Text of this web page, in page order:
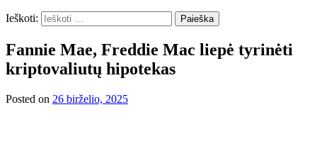
Ieškoti:
Fannie Mae, Freddie Mac liepė tyrinėti
kriptovaliutų hipotekas
Posted on 26 birželio, 2025